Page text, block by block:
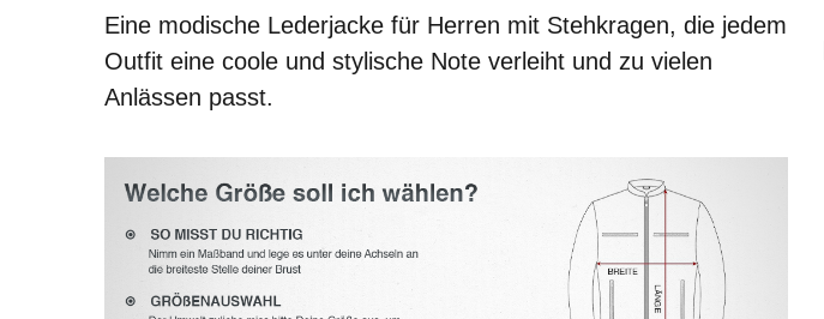
Eine modische Lederjacke für Herren mit Stehkragen, die jedem
Outfit eine coole und stylische Note verleiht und zu vielen
Anlässen passt.